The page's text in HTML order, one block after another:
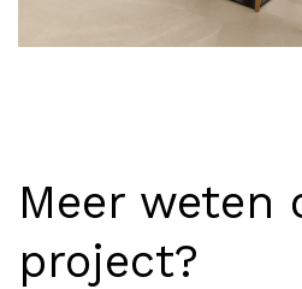
Meer weten
project?